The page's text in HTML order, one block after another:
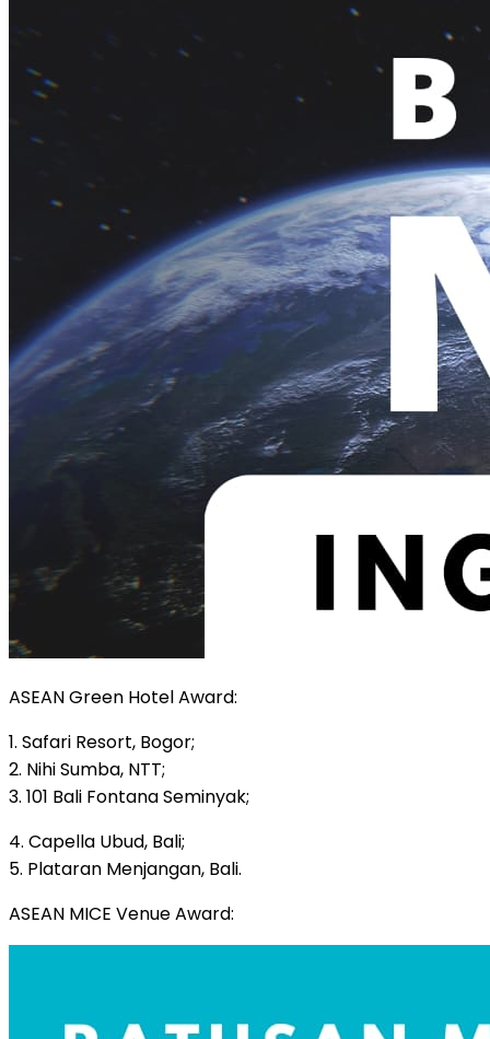
ASEAN Green Hotel Award:
1. Safari Resort, Bogor;
2. Nihi Sumba, NTT;
3. 101 Bali Fontana Seminyak;
4. Capella Ubud, Bali;
5. Plataran Menjangan, Bali.
ASEAN MICE Venue Award: